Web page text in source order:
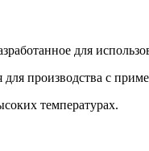
для
производства с
температурах.